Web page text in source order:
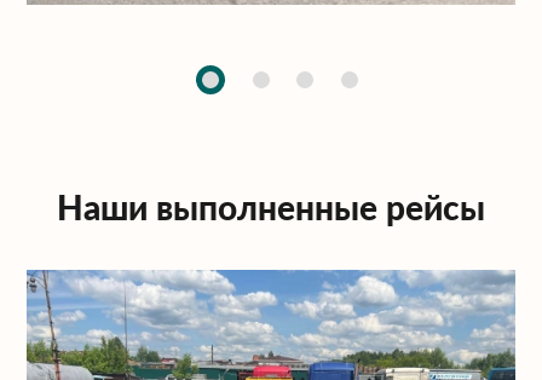
Наши выполненные рейсы